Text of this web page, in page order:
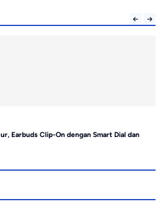
Earbuds Clip-On dengan Smart Dial dan